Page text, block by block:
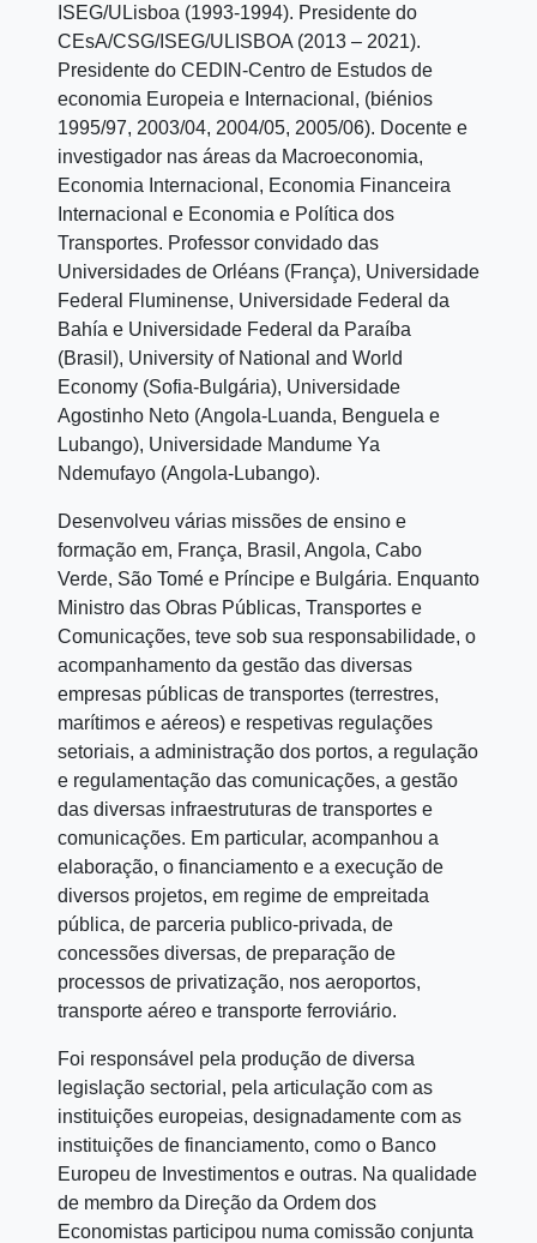
ISEG/ULisboa (1993-1994). Presidente do
CEsA/CSG/ISEG/ULISBOA (2013 – 2021).
Presidente do CEDIN-Centro de Estudos de
economia Europeia e Internacional, (biénios
1995/97, 2003/04, 2004/05, 2005/06). Docente e
investigador nas áreas da Macroeconomia,
Economia Internacional, Economia Financeira
Internacional e Economia e Política dos
Transportes. Professor convidado das
Universidades de Orléans (França), Universidade
Federal Fluminense, Universidade Federal da
Bahía e Universidade Federal da Paraíba
(Brasil), University of National and World
Economy (Sofia-Bulgária), Universidade
Agostinho Neto (Angola-Luanda, Benguela e
Lubango), Universidade Mandume Ya
Ndemufayo (Angola-Lubango).
Desenvolveu várias missões de ensino e
formação em, França, Brasil, Angola, Cabo
Verde, São Tomé e Príncipe e Bulgária. Enquanto
Ministro das Obras Públicas, Transportes e
Comunicações, teve sob sua responsabilidade, o
acompanhamento da gestão das diversas
empresas públicas de transportes (terrestres,
marítimos e aéreos) e respetivas regulações
setoriais, a administração dos portos, a regulação
e regulamentação das comunicações, a gestão
das diversas infraestruturas de transportes e
comunicações. Em particular, acompanhou a
elaboração, o financiamento e a execução de
diversos projetos, em regime de empreitada
pública, de parceria publico-privada, de
concessões diversas, de preparação de
processos de privatização, nos aeroportos,
transporte aéreo e transporte ferroviário.
Foi responsável pela produção de diversa
legislação sectorial, pela articulação com as
instituições europeias, designadamente com as
instituições de financiamento, como o Banco
Europeu de Investimentos e outras. Na qualidade
de membro da Direção da Ordem dos
Economistas participou numa comissão conjunta